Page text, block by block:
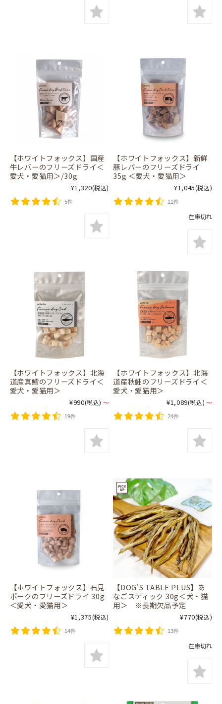
【ホワイトフォックス】国産
牛レバーのフリーズドライ＜
愛犬・愛猫用＞/30g
¥1,320(税込)
5件
【ホワイトフォックス】新鮮
豚レバーのフリーズドライ
35g ＜愛犬・愛猫用＞
¥1,045(税込)
11件
在庫切れ
【ホワイトフォックス】北海
道産真鱈のフリーズドライ＜
愛犬・愛猫用＞
¥990(税込) ～
19件
【ホワイトフォックス】北海
道産秋鮭のフリーズドライ＜
愛犬・愛猫用＞
¥1,089(税込) ～
24件
【ホワイトフォックス】石見
ポークのフリーズドライ 30g
＜愛犬・愛猫用＞
¥1,375(税込)
14件
【DOG'S TABLE PLUS】あ
なごスティック 30g＜犬・猫
用＞ ※長期欠品予定
¥770(税込)
13件
在庫切れ